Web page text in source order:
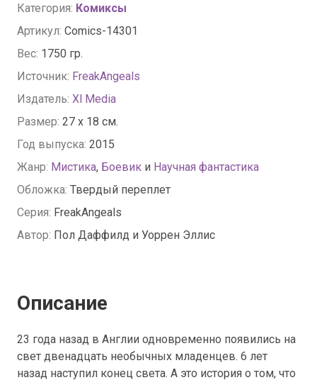
Категория: Комиксы
Артикул: Comics-14301
Вес: 1750 гр.
Источник: FreakAngeals
Издатель: Xl Media
Размер: 27 x 18 см.
Год выпуска: 2015
Жанр: Мистика, Боевик и Научная фантастика
Обложка: Твердый переплет
Серия: FreakAngeals
Автор: Пол Даффилд и Уоррен Эллис
Описание
23 года назад в Англии одновременно появились на
свет двенадцать необычных младенцев. 6 лет
назад наступил конец света. А это история о том, что